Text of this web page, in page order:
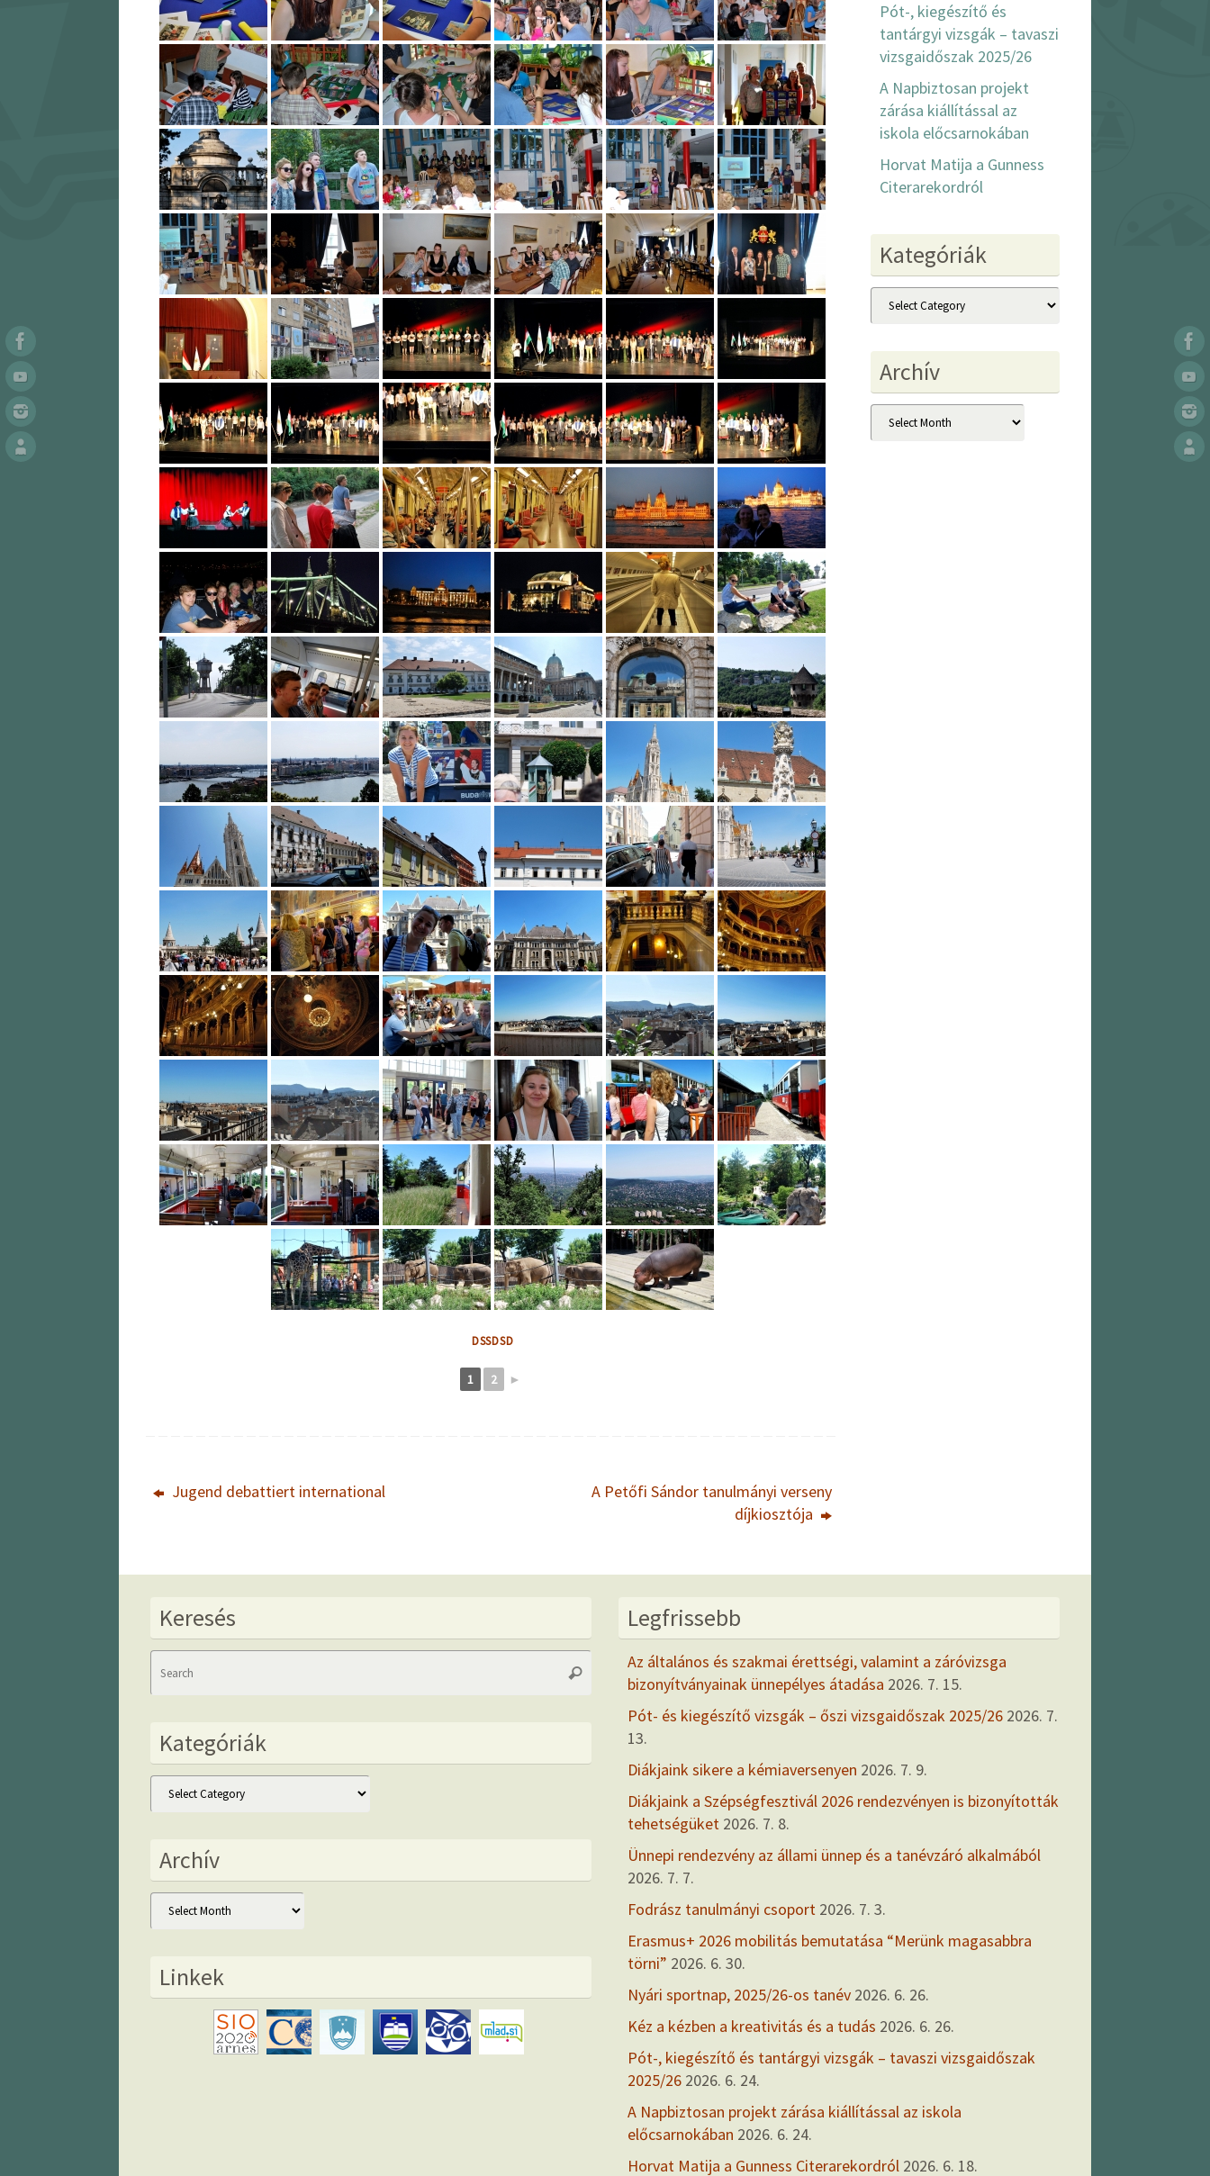
DSSDSD
1 2 ►
Jugend debattiert international
A Petőfi Sándor tanulmányi verseny
díjkiosztója
Pót-, kiegészítő és
tantárgyi vizsgák – tavaszi
vizsgaidőszak 2025/26
A Napbiztosan projekt
zárása kiállítással az
iskola előcsarnokában
Horvat Matija a Gunness
Citerarekordról
Kategóriák
Kategóriák
Archív
Archív
Keresés
Search
Search
Kategóriák
Kategóriák
Archív
Archív
Linkek
Legfrissebb
Az általános és szakmai érettségi, valamint a záróvizsga
bizonyítványainak ünnepélyes átadása 2026. 7. 15.
Pót- és kiegészítő vizsgák – őszi vizsgaidőszak 2025/26 2026. 7.
13.
Diákjaink sikere a kémiaversenyen 2026. 7. 9.
Diákjaink a Szépségfesztivál 2026 rendezvényen is bizonyították
tehetségüket 2026. 7. 8.
Ünnepi rendezvény az állami ünnep és a tanévzáró alkalmából
2026. 7. 7.
Fodrász tanulmányi csoport 2026. 7. 3.
Erasmus+ 2026 mobilitás bemutatása “Merünk magasabbra
törni” 2026. 6. 30.
Nyári sportnap, 2025/26-os tanév 2026. 6. 26.
Kéz a kézben a kreativitás és a tudás 2026. 6. 26.
Pót-, kiegészítő és tantárgyi vizsgák – tavaszi vizsgaidőszak
2025/26 2026. 6. 24.
A Napbiztosan projekt zárása kiállítással az iskola
előcsarnokában 2026. 6. 24.
Horvat Matija a Gunness Citerarekordról 2026. 6. 18.